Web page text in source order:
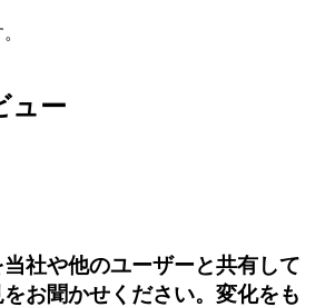
ュー
社や他のユーザーと共有して
お聞かせください。変化をも